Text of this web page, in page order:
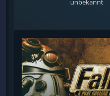
unbekannt